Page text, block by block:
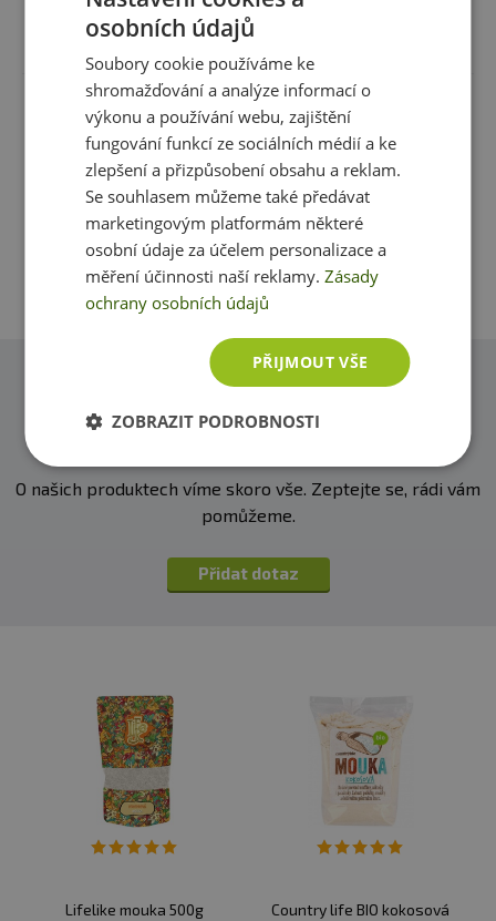
produktutučnězvýrazněný.
Složení:
Rýže jemně mletá 100%
Recenze Produkt zatím nikdo nehodnotil
Máte s produktem zkušenost? Napište recenzi a
pomozte tak ostatním zákazníkům s rozhodováním.
Děkujeme :-)
Přidat vlastní hodnocení
Zeptejte se, rádi vám pomůžeme
O našich produktech víme skoro vše. Zeptejte se, rádi vám
pomůžeme.
Přidat dotaz
Lifelike mouka 500g
Country life BIO kokosová
osobních údajů
Soubory cookie používáme ke
shromažďování a analýze informací o
výkonu a používání webu, zajištění
fungování funkcí ze sociálních médií a ke
zlepšení a přizpůsobení obsahu a reklam.
Se souhlasem můžeme také předávat
marketingovým platformám některé
osobní údaje za účelem personalizace a
měření účinnosti naší reklamy.Zásady
ochrany osobních údajů
PŘIJMOUT VŠE
ZOBRAZIT PODROBNOSTI